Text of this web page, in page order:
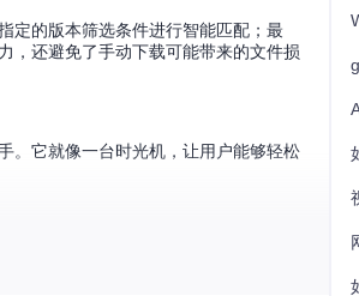
定的版本筛选条件进行智能匹配；最
，还避免了手动下载可能带来的文件损
。它就像一台时光机，让用户能够轻松